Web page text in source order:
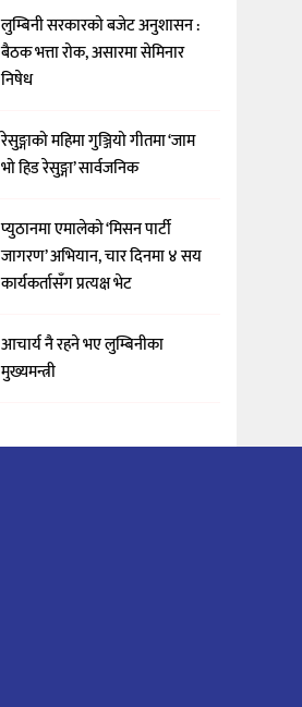
लुम्बिनी सरकारको बजेट अनुशासन :
बैठक भत्ता रोक, असारमा सेमिनार
निषेध
रेसुङ्गाको महिमा गुञ्जियो गीतमा ‘जाम
भो हिड रेसुङ्गा’ सार्वजनिक
प्युठानमा एमालेको ‘मिसन पार्टी
जागरण’ अभियान, चार दिनमा ४ सय
कार्यकर्तासँग प्रत्यक्ष भेट
आचार्य नै रहने भए लुम्बिनीका
मुख्यमन्त्री